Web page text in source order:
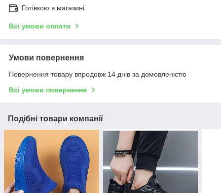
Готівкою в магазині
Всі умови оплати
Умови повернення
Повернення товару впродовж 14 днів за домовленістю
Всі умови повернення
Подібні товари компанії